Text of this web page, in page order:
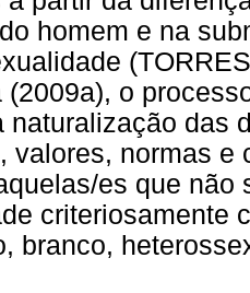
homem e na
(2009a), o
naturalização das
valores, normas e
es que não
criteriosamente
branco,